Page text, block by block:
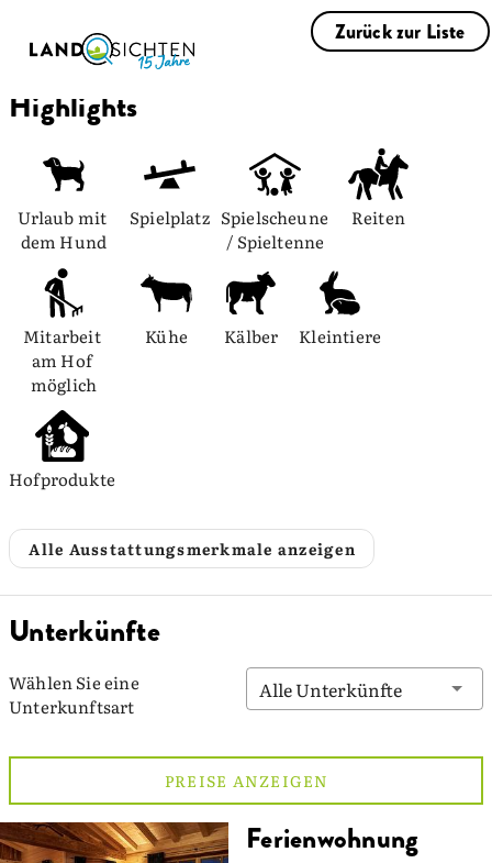
Zurück zur Liste
Highlights
Urlaub mit
dem Hund
Spielplatz Spielscheune
/ Spieltenne
Reiten
Mitarbeit
am Hof
möglich
Kühe Kälber Kleintiere
Hofprodukte
Alle Ausstattungsmerkmale anzeigen
Unterkünfte
Wählen Sie eine
Unterkunftsart
Alle Unterkünfte
PREISE ANZEIGEN
Ferienwohnung